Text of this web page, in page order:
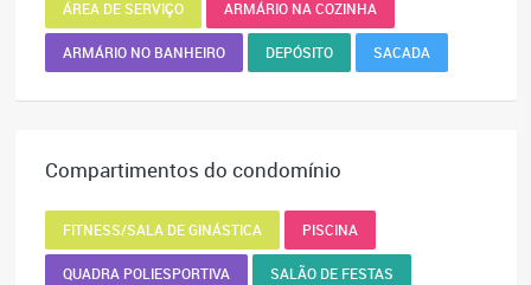
ÁREA DE SERVIÇO ARMÁRIO NA COZINHA
ARMÁRIO NO BANHEIRO DEPÓSITO SACADA
Compartimentos do condomínio
FITNESS/SALA DE GINÁSTICA PISCINA
QUADRA POLIESPORTIVA SALÃO DE FESTAS